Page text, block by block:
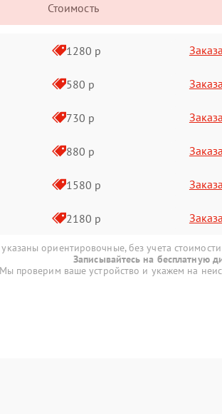
Стоимость
1280 р
580 р
730 р
880 р
1580 р
2180 р
ориентировочные, без учета стоимости
Записывайтесь на бесплатную
Мы проверим ваше устройство и укажем на